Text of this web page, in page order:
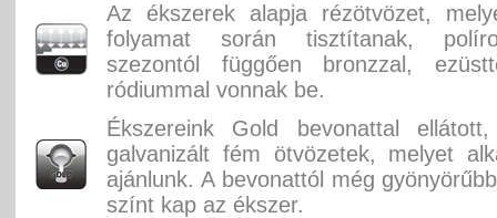
Az ékszerek alapja rézötvözet,
folyamat során tisztítanak,
szezontól függően bronzzal,
ródiummal vonnak be.
Ékszereink Gold bevonattal ellátott,
galvanizált fém ötvözetek, melyet
ajánlunk. A bevonattól még
színt kap az ékszer.